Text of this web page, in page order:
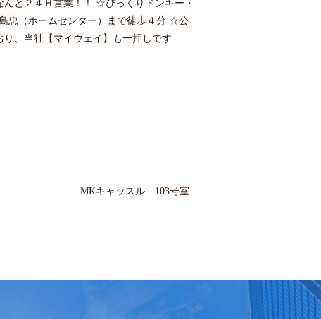
と２４Ｈ営業！！ ☆びっくりドンキー・
忠（ホームセンター）まで徒歩４分 ☆公
社【マイウェイ】も一押しです
MKキャッスル 103号室